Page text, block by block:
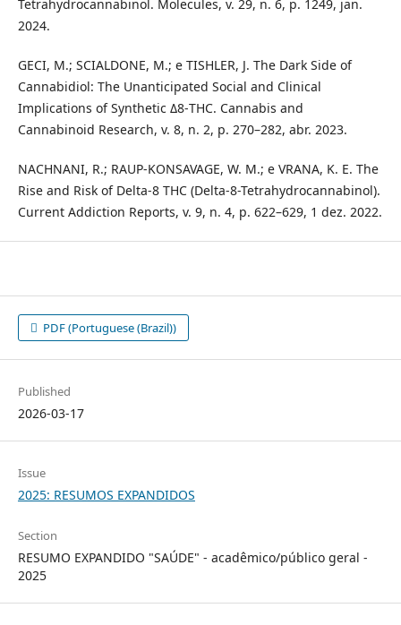
Tetrahydrocannabinol. Molecules, v. 29, n. 6, p. 1249, jan.
2024.
GECI, M.; SCIALDONE, M.; e TISHLER, J. The Dark Side of
Cannabidiol: The Unanticipated Social and Clinical
Implications of Synthetic Δ8-THC. Cannabis and
Cannabinoid Research, v. 8, n. 2, p. 270–282, abr. 2023.
NACHNANI, R.; RAUP-KONSAVAGE, W. M.; e VRANA, K. E. The
Rise and Risk of Delta-8 THC (Delta-8-Tetrahydrocannabinol).
Current Addiction Reports, v. 9, n. 4, p. 622–629, 1 dez. 2022.
PDF (Portuguese (Brazil))
Published
2026-03-17
Issue
2025: RESUMOS EXPANDIDOS
Section
RESUMO EXPANDIDO "SAÚDE" - acadêmico/público geral -
2025